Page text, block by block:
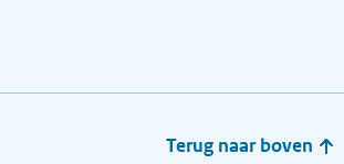
Terug naar boven